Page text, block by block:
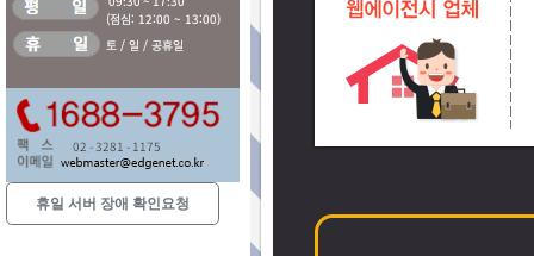
휴일 서버 장애 확인요청